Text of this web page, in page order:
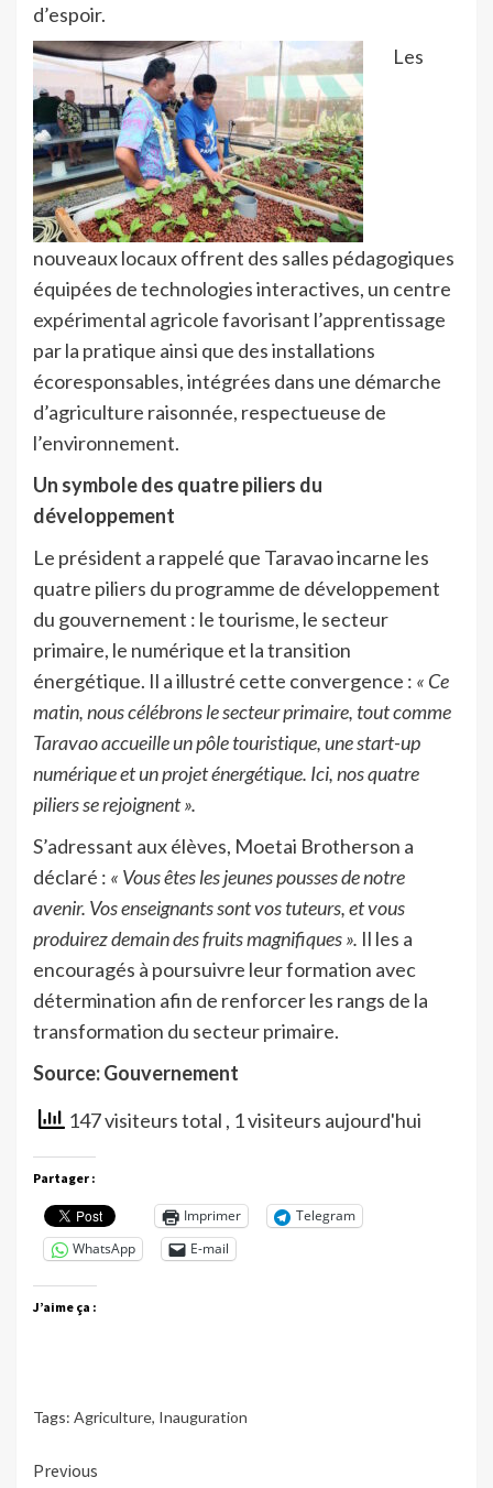
d’espoir.
Les
nouveaux locaux offrent des salles pédagogiques
équipées de technologies interactives, un centre
expérimental agricole favorisant l’apprentissage
par la pratique ainsi que des installations
écoresponsables, intégrées dans une démarche
d’agriculture raisonnée, respectueuse de
l’environnement.
Un symbole des quatre piliers du
développement
Le président a rappelé que Taravao incarne les
quatre piliers du programme de développement
du gouvernement : le tourisme, le secteur
primaire, le numérique et la transition
énergétique. Il a illustré cette convergence : « Ce
matin, nous célébrons le secteur primaire, tout comme
Taravao accueille un pôle touristique, une start-up
numérique et un projet énergétique. Ici, nos quatre
piliers se rejoignent ».
S’adressant aux élèves, Moetai Brotherson a
déclaré : « Vous êtes les jeunes pousses de notre
avenir. Vos enseignants sont vos tuteurs, et vous
produirez demain des fruits magnifiques ». Il les a
encouragés à poursuivre leur formation avec
détermination afin de renforcer les rangs de la
transformation du secteur primaire.
Source: Gouvernement
147 visiteurs total , 1 visiteurs aujourd'hui
Partager :
Imprimer
Telegram
WhatsApp
E-mail
J’aime ça :
Tags: Agriculture, Inauguration
Continue
Previous